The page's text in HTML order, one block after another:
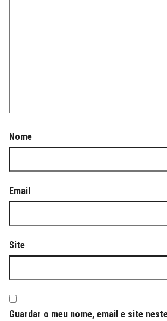
Nome
Email
Site
Guardar o meu nome, email e site